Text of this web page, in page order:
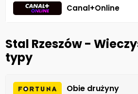
Canal+Online
Stal Rzeszów -
typy
Obie drużyny